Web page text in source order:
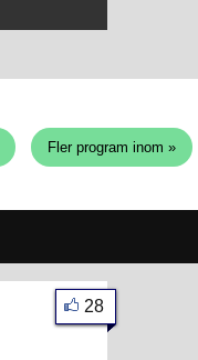
Fler program inom »
28